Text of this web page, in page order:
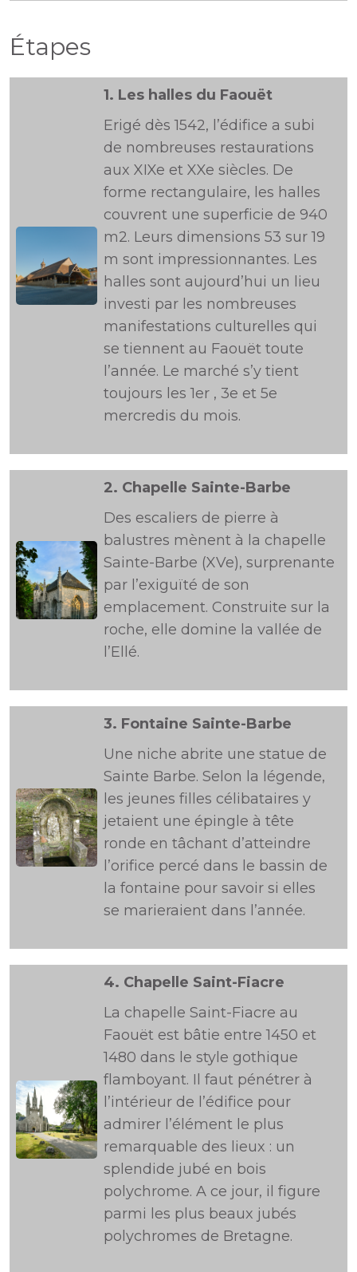
Étapes
1. Les halles du Faouët
Erigé dès 1542, l’édifice a subi
de nombreuses restaurations
aux XIXe et XXe siècles. De
forme rectangulaire, les halles
couvrent une superficie de 940
m2. Leurs dimensions 53 sur 19
m sont impressionnantes. Les
halles sont aujourd’hui un lieu
investi par les nombreuses
manifestations culturelles qui
se tiennent au Faouët toute
l’année. Le marché s’y tient
toujours les 1er , 3e et 5e
mercredis du mois.
2. Chapelle Sainte-Barbe
Des escaliers de pierre à
balustres mènent à la chapelle
Sainte-Barbe (XVe), surprenante
par l’exiguïté de son
emplacement. Construite sur la
roche, elle domine la vallée de
l’Ellé.
3. Fontaine Sainte-Barbe
Une niche abrite une statue de
Sainte Barbe. Selon la légende,
les jeunes filles célibataires y
jetaient une épingle à tête
ronde en tâchant d’atteindre
l’orifice percé dans le bassin de
la fontaine pour savoir si elles
se marieraient dans l’année.
4. Chapelle Saint-Fiacre
La chapelle Saint-Fiacre au
Faouët est bâtie entre 1450 et
1480 dans le style gothique
flamboyant. Il faut pénétrer à
l’intérieur de l’édifice pour
admirer l’élément le plus
remarquable des lieux : un
splendide jubé en bois
polychrome. A ce jour, il figure
parmi les plus beaux jubés
polychromes de Bretagne.